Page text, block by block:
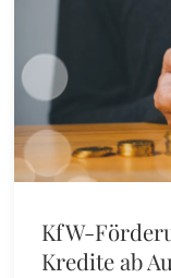
KfW-
Kredite ab